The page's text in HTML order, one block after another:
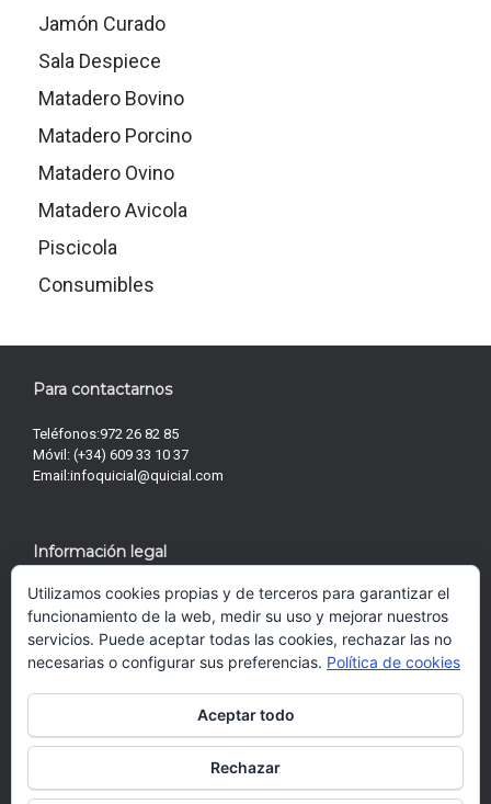
Jamón Curado
Sala Despiece
Matadero Bovino
Matadero Porcino
Matadero Ovino
Matadero Avicola
Piscicola
Consumibles
Para contactarnos
Teléfonos:972 26 82 85
Móvil: (+34) 609 33 10 37
Email:infoquicial@quicial.com
Información legal
Términos y condiciones
Política de privacidad
Política de Cookies
Conéctate con Nosotros
Utilizamos cookies propias y de terceros para garantizar el
funcionamiento de la web, medir su uso y mejorar nuestros
servicios. Puede aceptar todas las cookies, rechazar las no
necesarias o configurar sus preferencias. Política de cookies
Aceptar todo
Rechazar